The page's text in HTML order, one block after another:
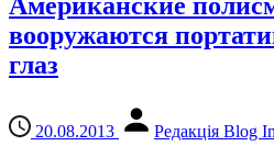
вооружаются
глаз
20.08.2013 Редакція Blog